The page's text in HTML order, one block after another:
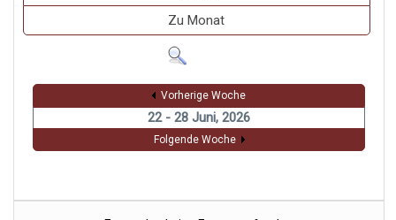
Zu Monat
Vorherige Woche
22 - 28 Juni, 2026
Folgende Woche